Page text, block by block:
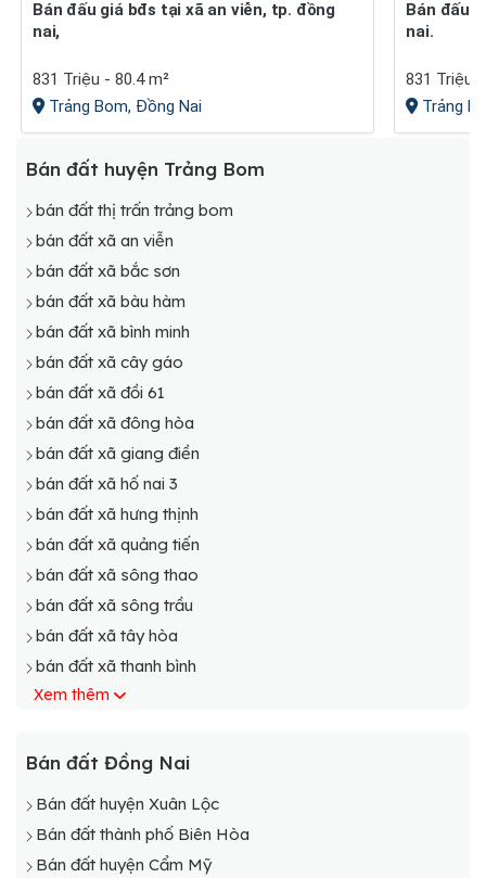
Bán đấu giá bđs tại xã an viễn, tp. đồng
nai,
831 Triệu - 80.4 m²
Trảng Bom, Đồng Nai
Bán đấu giá bđs tại xã an viễn, tp. đồng
nai.
831 Triệu
Trảng
Bán đất huyện Trảng Bom
bán đất thị trấn trảng bom
bán đất xã an viễn
bán đất xã bắc sơn
bán đất xã bàu hàm
bán đất xã bình minh
bán đất xã cây gáo
bán đất xã đồi 61
bán đất xã đông hòa
bán đất xã giang điền
bán đất xã hố nai 3
bán đất xã hưng thịnh
bán đất xã quảng tiến
bán đất xã sông thao
bán đất xã sông trầu
bán đất xã tây hòa
bán đất xã thanh bình
bán đất xã trung hòa
Xem thêm
Bán đất Đồng Nai
Bán đất huyện Xuân Lộc
Bán đất thành phố Biên Hòa
Bán đất huyện Cẩm Mỹ